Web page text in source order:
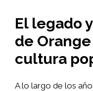
El legado
de
cultura
A lo largo de los